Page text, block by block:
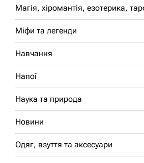
Магія, хіромантія, езотерика,
Міфи та легенди
Навчання
Напої
Наука та природа
Новини
Одяг, взуття та аксесуари